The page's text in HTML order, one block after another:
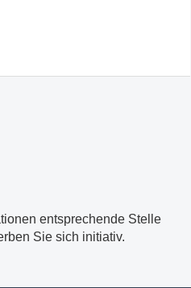
entsprechende Stelle
Sie sich initiativ.